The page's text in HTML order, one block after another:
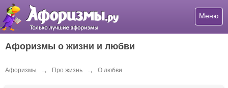
Меню
Афоризмы о жизни и любви
Афоризмы → Про жизнь → О любви